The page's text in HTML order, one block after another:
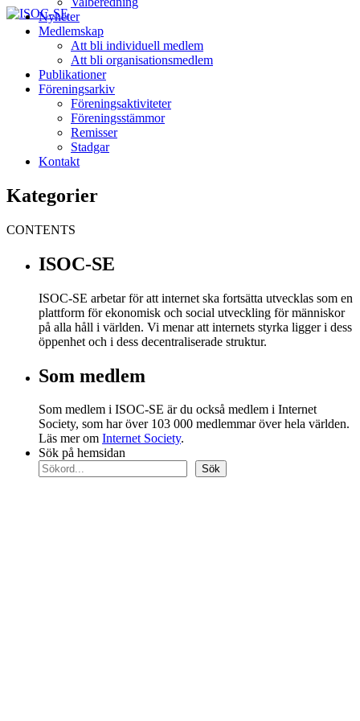
Nyheter
Medlemskap
Att bli individuell medlem
Att bli organisationsmedlem
Publikationer
Föreningsarkiv
Föreningsaktiviteter
Föreningsstämmor
Remisser
Stadgar
Kontakt
Kategorier
CONTENTS
ISOC-SE
ISOC-SE arbetar för att internet ska fortsätta utvecklas som en
plattform för ekonomisk och social utveckling för människor
på alla håll i världen. Vi menar att internets styrka ligger i dess
öppenhet och i dess decentraliserade struktur.
Som medlem
Som medlem i ISOC-SE är du också medlem i Internet
Society, som har över 103 000 medlemmar över hela världen.
Läs mer om Internet Society.
Sök på hemsidan
Sök